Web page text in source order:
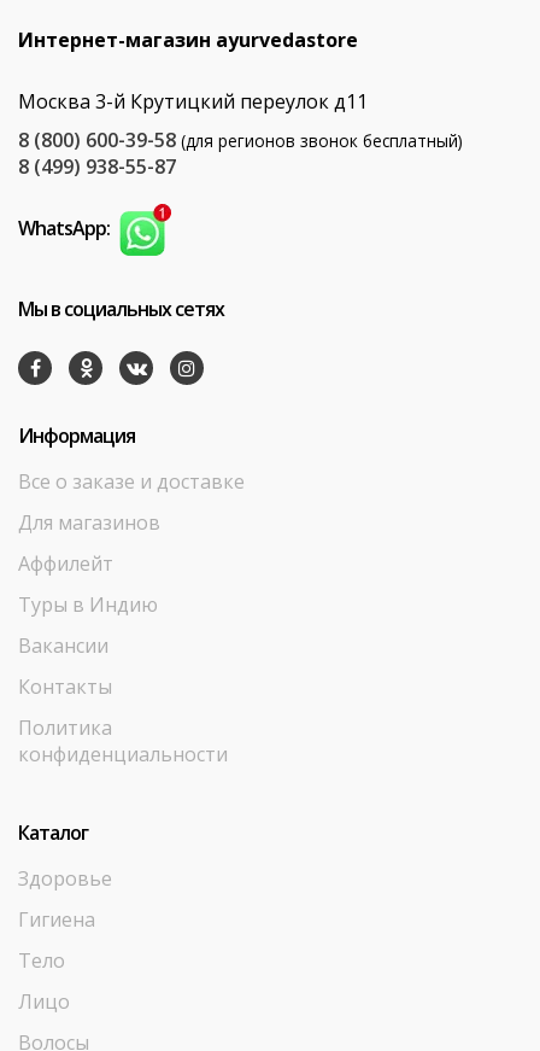
Интернет-магазин ayurvedastore
Москва 3-й Крутицкий переулок д11
8 (800) 600-39-58 (для регионов звонок бесплатный)
8 (499) 938-55-87
WhatsApp:
Мы в социальных сетях
Информация
Все о заказе и доставке
Для магазинов
Аффилейт
Туры в Индию
Вакансии
Контакты
Политика
конфиденциальности
Каталог
Здоровье
Гигиена
Тело
Лицо
Волосы